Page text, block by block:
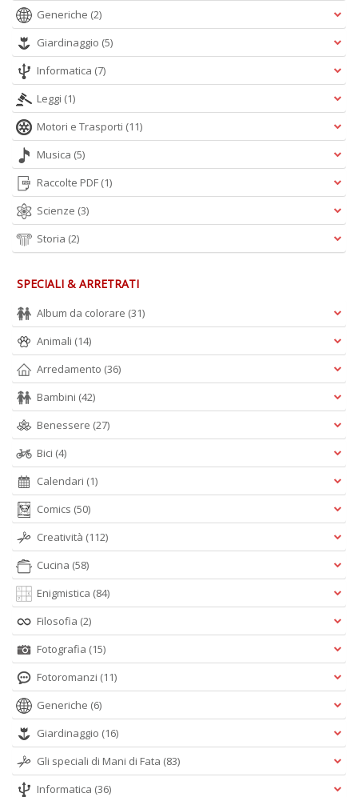
Generiche (2)
Giardinaggio (5)
Informatica (7)
Leggi (1)
Motori e Trasporti (11)
Musica (5)
Raccolte PDF (1)
Scienze (3)
Storia (2)
SPECIALI & ARRETRATI
Album da colorare (31)
Animali (14)
Arredamento (36)
Bambini (42)
Benessere (27)
Bici (4)
Calendari (1)
Comics (50)
Creatività (112)
Cucina (58)
Enigmistica (84)
Filosofia (2)
Fotografia (15)
Fotoromanzi (11)
Generiche (6)
Giardinaggio (16)
Gli speciali di Mani di Fata (83)
Informatica (36)